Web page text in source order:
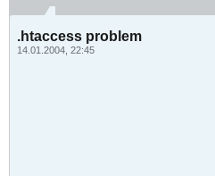
.htaccess problem
14.01.2004, 22:45